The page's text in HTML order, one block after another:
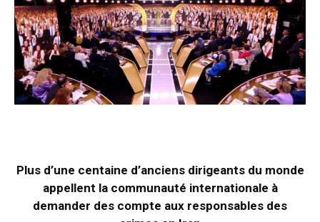
Plus d’une centaine d’anciens dirigeants du monde
appellent la communauté internationale à
demander des compte aux responsables des